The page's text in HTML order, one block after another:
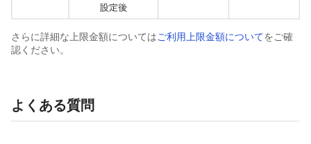
さらに詳細な上限金額についてはご利用上限金額についてをご確
認ください。
よくある質問